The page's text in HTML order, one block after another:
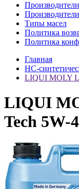
Типы масел
Политика
Политика
Главная
НС-
LIQUI MOLY
LIQUI
Tech 5W-